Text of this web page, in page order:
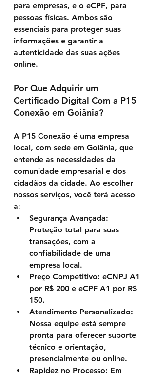
para empresas, e o eCPF, para
pessoas físicas. Ambos são
essenciais para proteger suas
informações e garantir a
autenticidade das suas ações
online.
Por Que Adquirir um
Certificado Digital Com a P15
Conexão em Goiânia?
A P15 Conexão é uma empresa
local, com sede em Goiânia, que
entende as necessidades da
comunidade empresarial e dos
cidadãos da cidade. Ao escolher
nossos serviços, você terá acesso
a:
Segurança Avançada:
Proteção total para suas
transações, com a
confiabilidade de uma
empresa local.
Preço Competitivo: eCNPJ A1
por R$ 200 e eCPF A1 por R$
150.
Atendimento Personalizado:
Nossa equipe está sempre
pronta para oferecer suporte
técnico e orientação,
presencialmente ou online.
Rapidez no Processo: Em